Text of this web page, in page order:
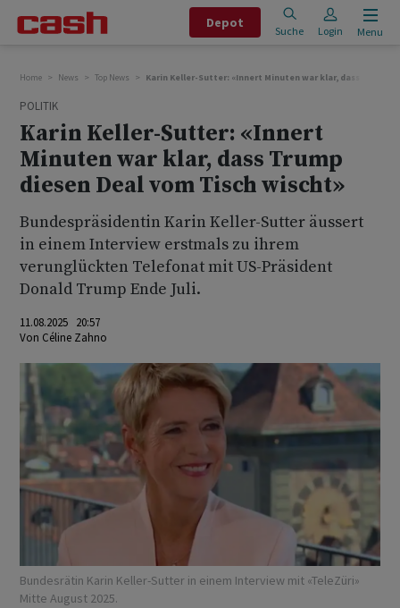
Depot
Suche Login Menu
Home News Top News Karin Keller-Sutter: «Innert Minuten war klar, dass Trump
POLITIK
Karin Keller-Sutter: «Innert
Minuten war klar, dass Trump
diesen Deal vom Tisch wischt»
Bundespräsidentin Karin Keller-Sutter äussert
in einem Interview erstmals zu ihrem
verunglückten Telefonat mit US-Präsident
Donald Trump Ende Juli.
11.08.2025 20:57
Von Céline Zahno
Bundesrätin Karin Keller-Sutter in einem Interview mit «TeleZüri»
Mitte August 2025.